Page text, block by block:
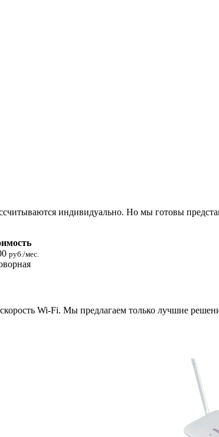
индивидуально. Но мы готовы
руб./мес.
Wi-Fi. Мы предлагаем только лучшие